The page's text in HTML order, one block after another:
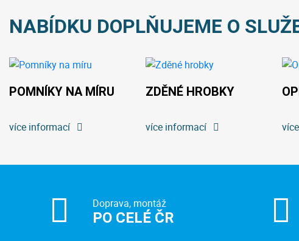
NABÍDKU DOPLŇUJEME O
POMNÍKY NA MÍRU
více informací
ZDĚNÉ HROBKY
více informací
Doprava, montáž
PO CELÉ ČR